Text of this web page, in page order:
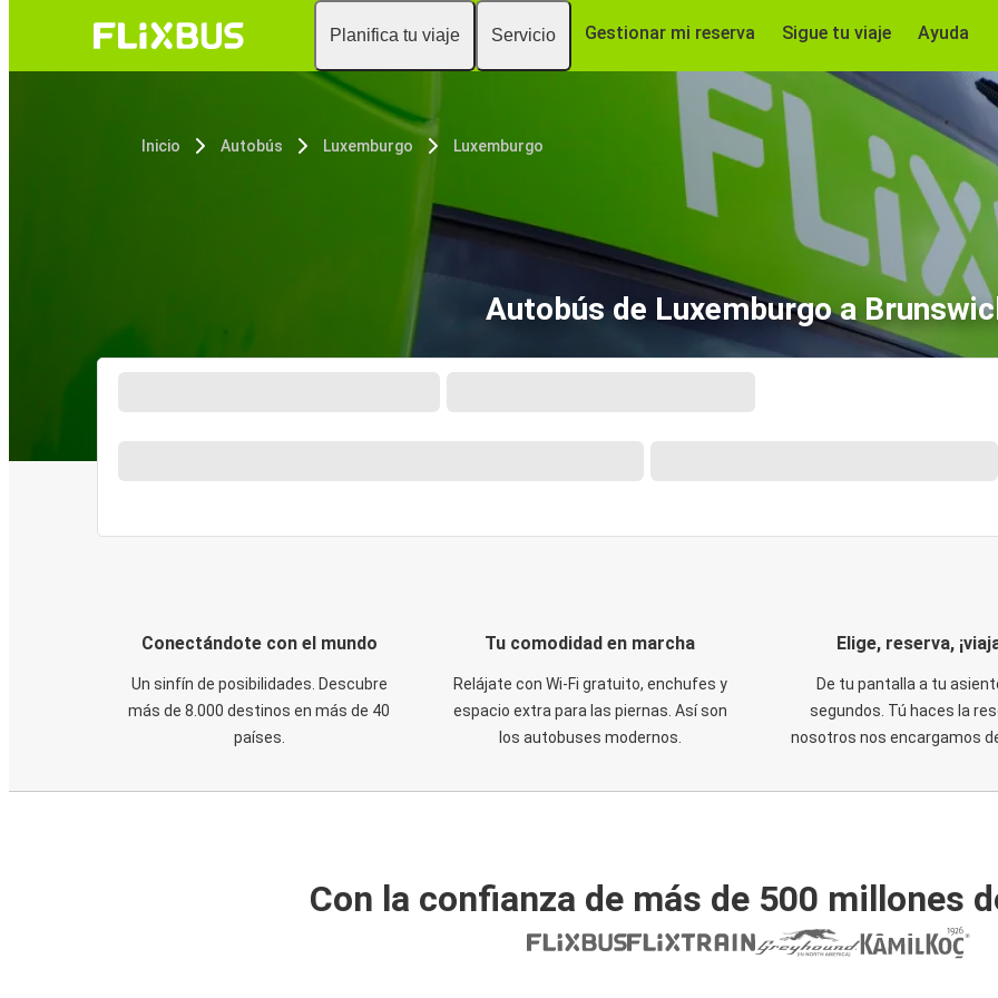
Planifica tu viaje Servicio Gestionar mi reserva Sigue tu viaje Ayuda
Inicio Autobús Luxemburgo Luxemburgo
Autobús de Luxemburgo a
Conectándote con el mundo
Un sinfín de posibilidades. Descubre
más de 8.000 destinos en más de 40
países.
Tu comodidad en marcha
Relájate con Wi-Fi gratuito, enchufes y
espacio extra para las piernas. Así son
los autobuses modernos.
Elige, reserva,
De tu pantalla a tu
segundos. Tú haces la
nosotros nos encargamos
Con la confianza de más de 500 millones